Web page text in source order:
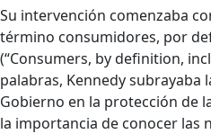
Su intervención comenzaba
término consumidores, por
(“Consumers, by definition,
palabras, Kennedy subrayaba
Gobierno en la protección de
la importancia de conocer las